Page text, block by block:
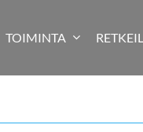
TOIMINTA